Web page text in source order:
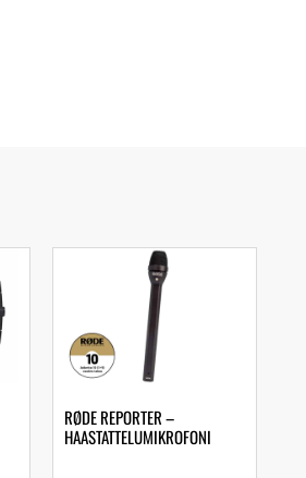
RØDE REPORTER –
HAASTATTELUMIKROFONI